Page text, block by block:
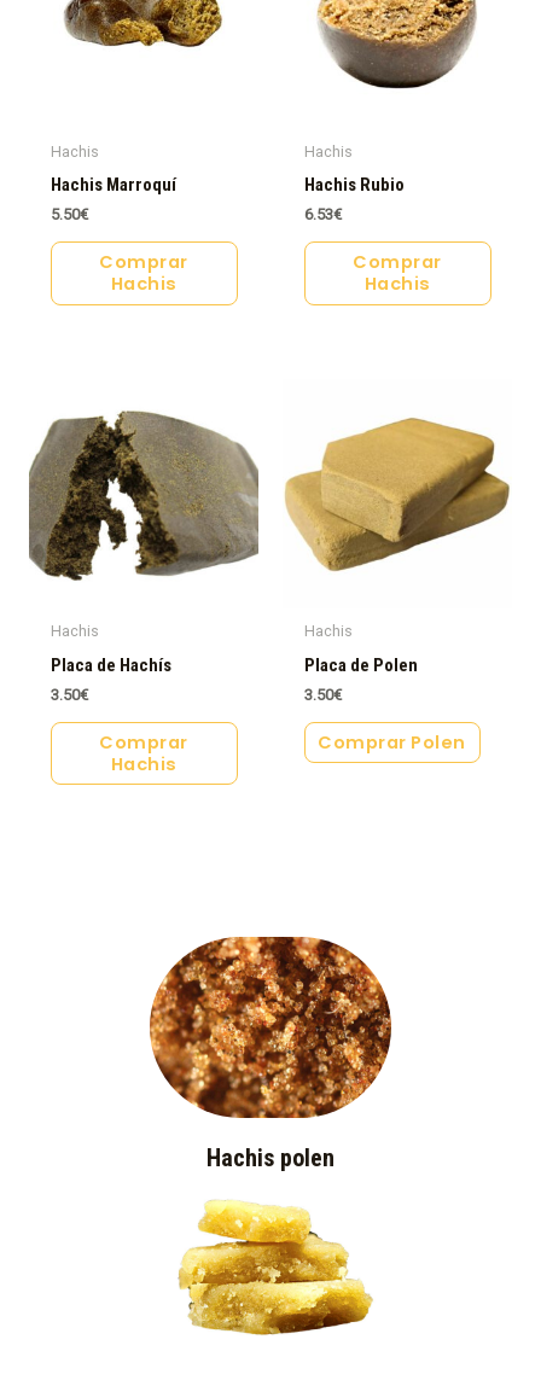
Hachis
Hachis Marroquí
5.50€
Comprar
Hachis
Hachis
Hachis Rubio
6.53€
Comprar
Hachis
Hachis
Placa de Hachís
3.50€
Comprar
Hachis
Hachis
Placa de Polen
3.50€
Comprar Polen
Hachis polen